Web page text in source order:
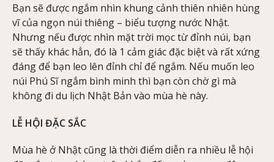
Bạn sẽ được ngắm nhìn khung cảnh thiên nhiên hùng
vĩ của ngọn núi thiêng – biểu tượng nước Nhật.
Nhưng nếu được nhìn mặt trời mọc từ đỉnh núi, bạn
sẽ thấy khác hẳn, đó là 1 cảm giác đặc biệt và rất xứng
đáng để bạn leo lên đỉnh chỉ để ngắm. Nếu muốn leo
núi Phú Sĩ ngắm bình minh thì bạn còn chờ gì mà
không đi du lịch Nhật Bản vào mùa hè này.
LỄ HỘI ĐẶC SẮC
Mùa hè ở Nhật cũng là thời điểm diễn ra nhiều lễ hội